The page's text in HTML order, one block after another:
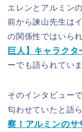
エレンとアルミン
前から諫山先生は
の関係性ではいら
巨人】キャラクタ
ーでも語られていま
そのインタビュー
匂わせていたと語
察！アルミンのサ